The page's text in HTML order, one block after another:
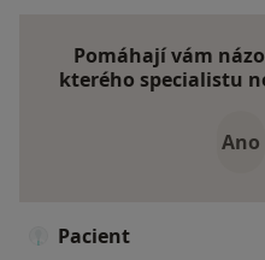
Pomáhají vám
kterého specialistu
Ano
Pacient